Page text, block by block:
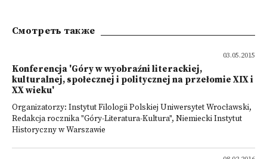
Смотреть также
03.05.2015
Konferencja 'Góry w wyobraźni literackiej,
kulturalnej, społecznej i politycznej na przełomie XIX i
XX wieku'
Organizatorzy: Instytut Filologii Polskiej Uniwersytet Wrocławski,
Redakcja rocznika "Góry-Literatura-Kultura", Niemiecki Instytut
Historyczny w Warszawie